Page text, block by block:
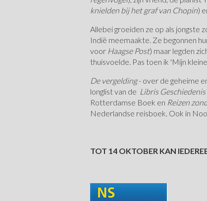
knielden bij het graf van Chopin)
Allebei groeiden ze op als jongste
Indië meemaakte. Ze begonnen
voor Haagse Post) maar legden
thuisvoelde. Pas toen ik 'Mijn
De vergelding- over de geheime
longlist van de Libris
Rotterdamse Boek en Reizen
Nederlandse reisboek. Ook in
TOT 14 OKTOBER KAN